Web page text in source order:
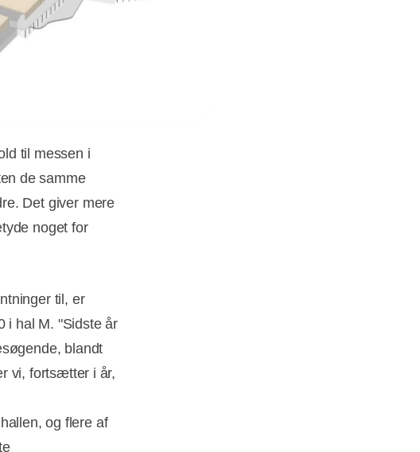
til messen i
de samme
Det giver mere
noget for
til, er
i hal M. "Sidste år
blandt
vi, fortsætter i år,
og flere af